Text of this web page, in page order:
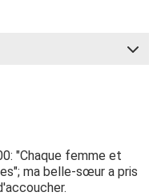
"Chaque femme et
ma belle-sœur a pris